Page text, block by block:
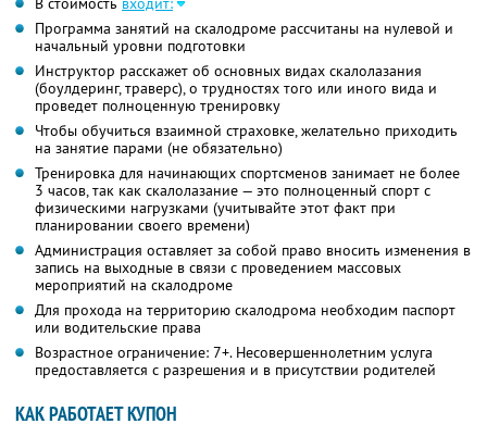
Программа занятий на скалодроме рассчитаны на нулевой и
начальный уровни подготовки
Инструктор расскажет об основных видах скалолазания
(боулдеринг, траверс), о трудностях того или иного вида и
проведет полноценную тренировку
Чтобы обучиться взаимной страховке, желательно приходить
на занятие парами (не обязательно)
Тренировка для начинающих спортсменов занимает не более
3 часов, так как скалолазание — это полноценный спорт с
физическими нагрузками (учитывайте этот факт при
планировании своего времени)
Администрация оставляет за собой право вносить изменения в
запись на выходные в связи с проведением массовых
мероприятий на скалодроме
Для прохода на территорию скалодрома необходим паспорт
или водительские права
Возрастное ограничение: 7+. Несовершеннолетним услуга
предоставляется с разрешения и в присутствии родителей
КАК РАБОТАЕТ КУПОН